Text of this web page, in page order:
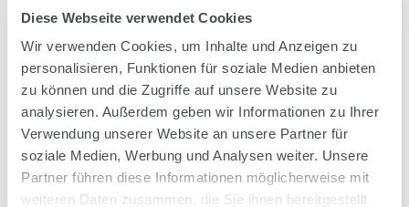
Diese Webseite verwendet Cookies
Wir verwenden Cookies, um Inhalte und Anzeigen zu
personalisieren, Funktionen für soziale Medien anbieten
zu können und die Zugriffe auf unsere Website zu
analysieren. Außerdem geben wir Informationen zu Ihrer
Verwendung unserer Website an unsere Partner für
soziale Medien, Werbung und Analysen weiter. Unsere
Partner führen diese Informationen möglicherweise mit
weiteren Daten zusammen, die Sie ihnen bereitgestellt
Durchschnittliche Bewertung von 5 von 5 Sternen
Koleston Perfect Special Blonde - 12/11 blond-
asch-intensiv
0.06 Liter
(133,17 € / 1 Liter)
Verkaufspreis:
7,99 € Regulärer Preis:
16,90 € (52.72% gespart)